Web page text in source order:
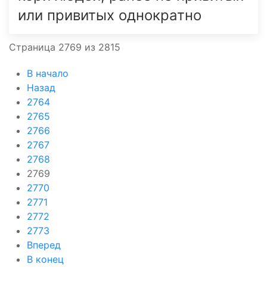
или привитых однократно
Страница 2769 из 2815
В начало
Назад
2764
2765
2766
2767
2768
2769
2770
2771
2772
2773
Вперед
В конец